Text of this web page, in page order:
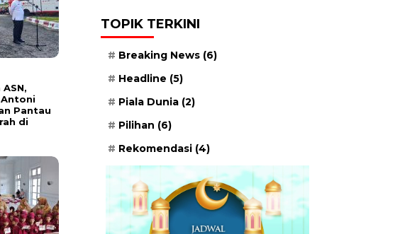
Pantau
di
TOPIK TERKINI
Breaking News (6)
Headline (5)
Piala Dunia (2)
Pilihan (6)
Rekomendasi (4)